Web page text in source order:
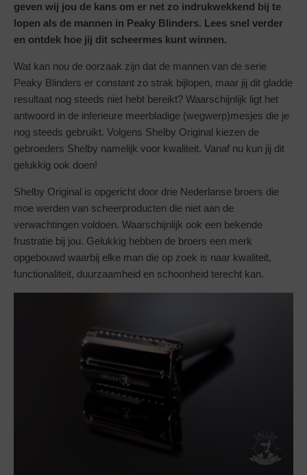
geven wij jou de kans om er net zo indrukwekkend bij te
lopen als de mannen in Peaky Blinders. Lees snel verder
en ontdek hoe jij dit scheermes kunt winnen.
Wat kan nou de oorzaak zijn dat de mannen van de serie
Peaky Blinders er constant zo strak bijlopen, maar jij dit gladde
resultaat nog steeds niet hebt bereikt? Waarschijnlijk ligt het
antwoord in de inferieure meerbladige (wegwerp)mesjes die je
nog steeds gebruikt. Volgens Shelby Original kiezen de
gebroeders Shelby namelijk voor kwaliteit. Vanaf nu kun jij dit
gelukkig ook doen!
Shelby Original is opgericht door drie Nederlanse broers die
moe werden van scheerproducten die niet aan de
verwachtingen voldoen. Waarschijnlijk ook een bekende
frustratie bij jou. Gelukkig hebben de broers een merk
opgebouwd waarbij elke man die op zoek is naar kwaliteit,
functionaliteit, duurzaamheid en schoonheid terecht kan.